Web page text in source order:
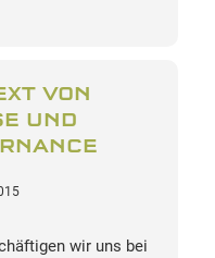
VON
UND
wir uns bei